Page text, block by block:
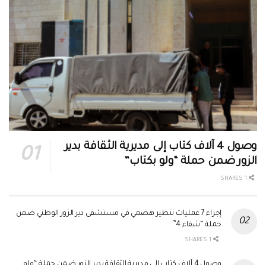
وصول 4 آلاف كتاب إلى مديرية الثقافة بدير
الزور ضمن حملة “ولو بكتاب”
إجراء 7 عمليات تنظير هضمي في مستشفى دير الزور الوطني ضمن
حملة “شفاء 4”